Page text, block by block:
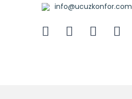
info@ucuzkonfor.com